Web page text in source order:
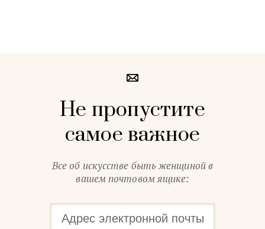
Не пропустите
самое важное
Все об искусстве быть женщиной в
вашем почтовом ящике: